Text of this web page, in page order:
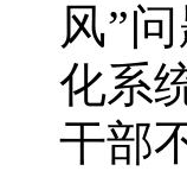
风”
化系
干部